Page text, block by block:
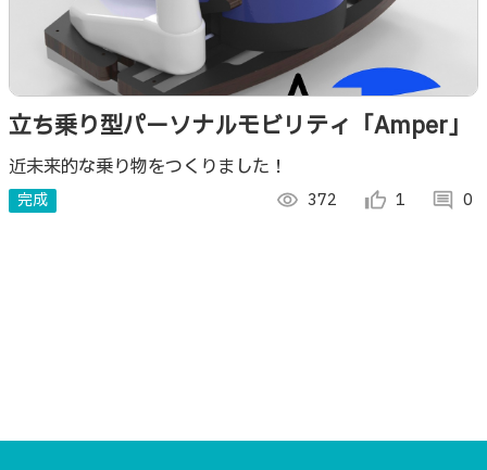
立ち乗り型パーソナルモビリティ「Amper」
近未来的な乗り物をつくりました！
完成 visibility 372 thumb_up_alt 1 comment 0